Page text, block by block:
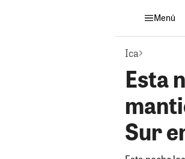
Menú
Ica
Esta
Sur